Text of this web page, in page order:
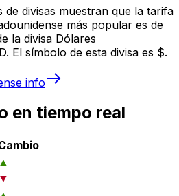
de divisas muestran que la tarifa
más popular es de
la divisa Dólares
El símbolo de esta divisa es $.
info
en tiempo real
▲
▼